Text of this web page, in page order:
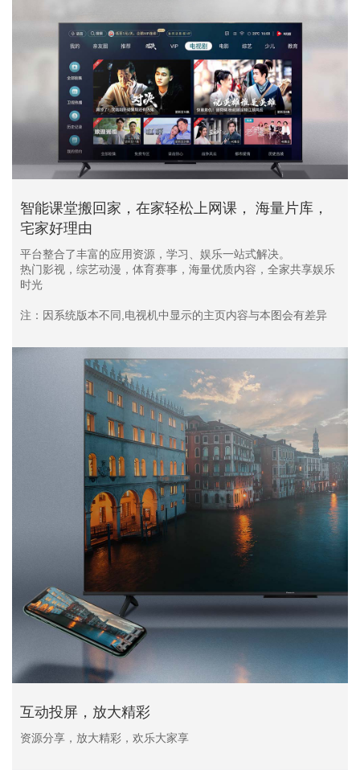
智能课堂搬回家，在家轻松上网课， 海量片库，
宅家好理由
平台整合了丰富的应用资源，学习、娱乐一站式解决。
热门影视，综艺动漫，体育赛事，海量优质内容，全家共享娱乐
时光
注：因系统版本不同,电视机中显示的主页内容与本图会有差异
互动投屏，放大精彩
资源分享，放大精彩，欢乐大家享